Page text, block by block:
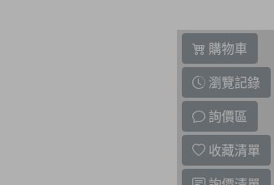
購物車
瀏覽記錄
詢價區
收藏清單